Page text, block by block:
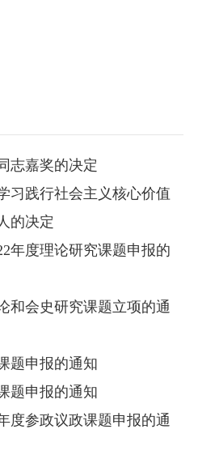
志嘉奖的决定
习践行社会主义核心价值
的决定
年度理论研究课题申报的
和会史研究课题立项的通
题申报的通知
题申报的通知
度参政议政课题申报的通